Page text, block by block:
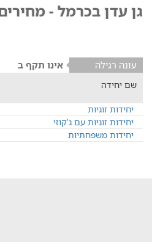
גן עדן בכרמל -
עונה רגילה אינו תקף ב
שם יחידה
יחידות זוגיות
יחידות זוגיות עם ג'קוזי
יחידות משפחתיות